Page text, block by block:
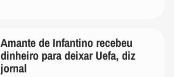
Amante de Infantino recebeu
dinheiro para deixar Uefa, diz
jornal